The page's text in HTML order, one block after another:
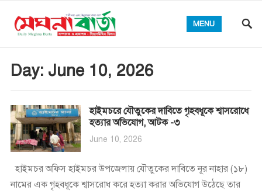
MENU
Day: June 10, 2026
হাইমচরে যৌতুকের দাবিতে গৃহবধূকে শ্বাসরোধে
হত্যার অভিযোগ, আটক -৩
June 10, 2026
হাইমচর অফিস হাইমচর উপজেলায় যৌতুকের দাবিতে নূর নাহার (১৮)
নামের এক গৃহবধূকে শ্বাসরোধ করে হত্যা করার অভিযোগ উঠেছে তার